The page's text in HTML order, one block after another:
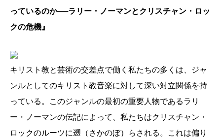
っているのか──ラリー・ノーマンとクリスチャン・ロッ
クの危機』
キリスト教と芸術の交差点で働く私たちの多くは、ジャ
ンルとしてのキリスト教音楽に対して深い対立関係を持
っている。このジャンルの最初の重要人物であるラリ
ー・ノーマンの伝記によって、私たちはクリスチャン・
ロックのルーツに遡（さかのぼ）らされる。これは偏り